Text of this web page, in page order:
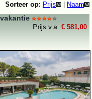
Sorteer op: Prijs Naam
Prijs v.a. € 581,00